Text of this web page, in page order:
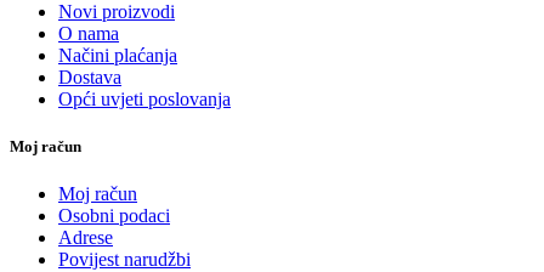
Novi proizvodi
O nama
Načini plaćanja
Dostava
Opći uvjeti poslovanja
Moj račun
Moj račun
Osobni podaci
Adrese
Povijest narudžbi